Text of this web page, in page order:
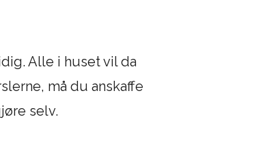
Alle i huset vil da
må du anskaffe
selv.